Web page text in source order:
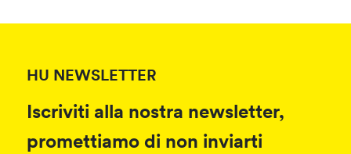
HU NEWSLETTER
Iscriviti alla nostra newsletter,
promettiamo di non inviarti